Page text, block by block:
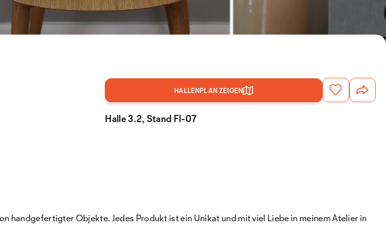
HALLENPLAN ZEIGEN
Halle 3.2, Stand FI-07
handgefertigter Objekte. Jedes Produkt ist ein Unikat und mit viel Liebe in meinem Atelier in